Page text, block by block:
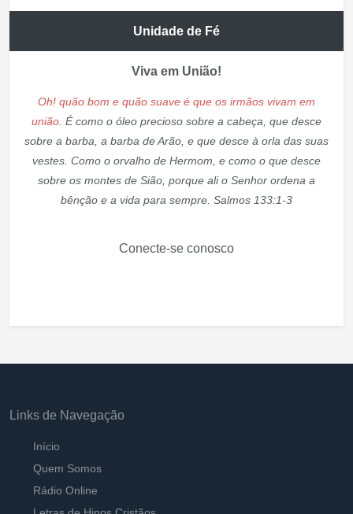
Unidade de Fé
Viva em União!
Oh! quão bom e quão suave é que os irmãos vivam em
união. É como o óleo precioso sobre a cabeça, que desce
sobre a barba, a barba de Arão, e que desce à orla das suas
vestes. Como o orvalho de Hermom, e como o que desce
sobre os montes de Sião, porque ali o Senhor ordena a
bênção e a vida para sempre. Salmos 133:1-3
Conecte-se conosco
Links de Navegação
Início
Quem Somos
Rádio Online